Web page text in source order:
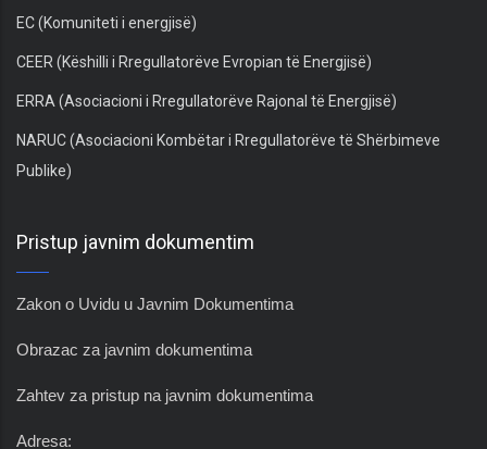
EC (Komuniteti i energjisë)
CEER (Këshilli i Rregullatorëve Evropian të Energjisë)
ERRA (Asociacioni i Rregullatorëve Rajonal të Energjisë)
NARUC (Asociacioni Kombëtar i Rregullatorëve të Shërbimeve
Publike)
Pristup javnim dokumentim
Zakon o Uvidu u Javnim Dokumentima
Obrazac za javnim dokumentima
Zahtev za pristup na javnim dokumentima
Adresa: